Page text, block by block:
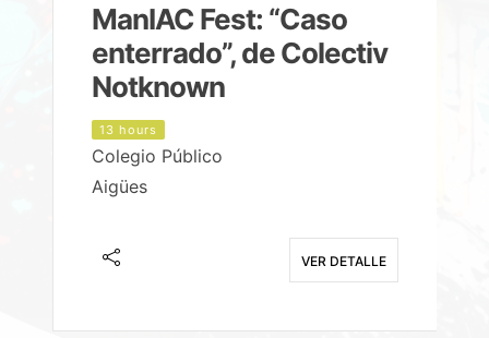
ManIAC Fest: “Caso
enterrado”, de Colectiv
Notknown
13 hours
Colegio Público
Aigües
VER DETALLE